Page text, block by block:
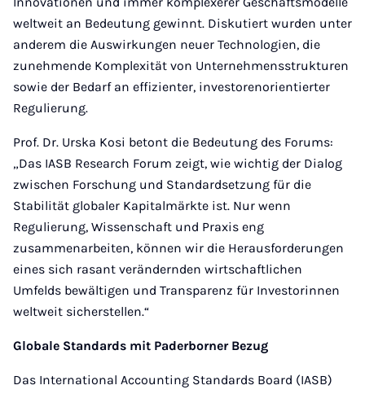
weltweit an Bedeutung gewinnt. Diskutiert wurden unter
anderem die Auswirkungen neuer Technologien, die
zunehmende Komplexität von Unternehmensstrukturen
sowie der Bedarf an effizienter, investorenorientierter
Regulierung.
Prof. Dr. Urska Kosi betont die Bedeutung des Forums:
„Das IASB Research Forum zeigt, wie wichtig der Dialog
zwischen Forschung und Standardsetzung für die
Stabilität globaler Kapitalmärkte ist. Nur wenn
Regulierung, Wissenschaft und Praxis eng
zusammenarbeiten, können wir die Herausforderungen
eines sich rasant verändernden wirtschaftlichen
Umfelds bewältigen und Transparenz für Investorinnen
weltweit sicherstellen.“
Globale Standards mit Paderborner Bezug
Das International Accounting Standards Board (IASB)